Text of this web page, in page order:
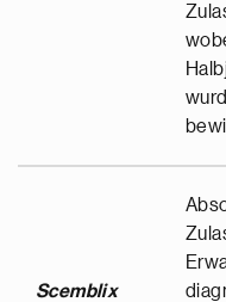
Scemblix